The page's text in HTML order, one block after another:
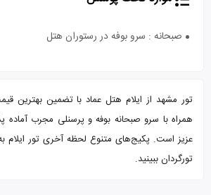
صبحانه : سرو بوفه در رستوران هتل
همراه با سرو صبحانه بوفه و پرسنلی مجرب آماده
عزیز است. پکیج‌های متنوع لحظه آخری تور ایلام
تورگردان ببینید.